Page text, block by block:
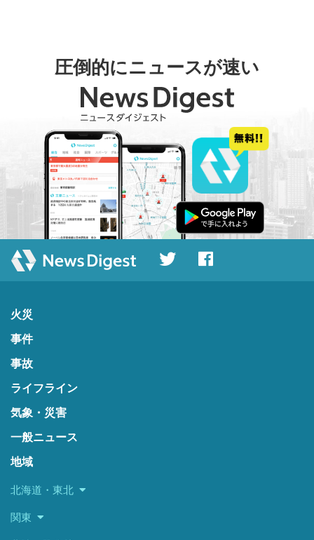
圧倒的にニュースが速い
火災
事件
事故
ライフライン
気象・災害
一般ニュース
地域
北海道・東北
関東